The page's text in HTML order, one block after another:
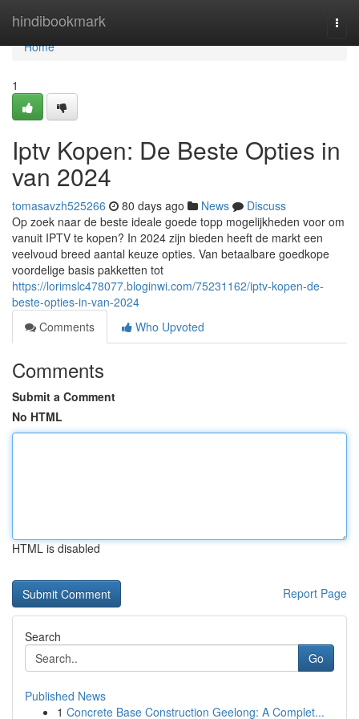
hindibookmark
Home
Home
1
Iptv Kopen: De Beste Opties in
van 2024
tomasavzh525266 80 days ago News
Discuss
Op zoek naar de beste ideale goede topp mogelijkheden voor om
vanuit IPTV te kopen? In 2024 zijn bieden heeft de markt een
veelvoud breed aantal keuze opties. Van betaalbare goedkope
voordelige basis pakketten tot
https://lorimslc478077.bloginwi.com/75231162/iptv-kopen-de-
beste-opties-in-van-2024
Comments
Who Upvoted
Comments
Submit a Comment
No HTML
HTML is disabled
Report Page
Search
Go
Published News
1 Concrete Base Construction Geelong: A Complet...